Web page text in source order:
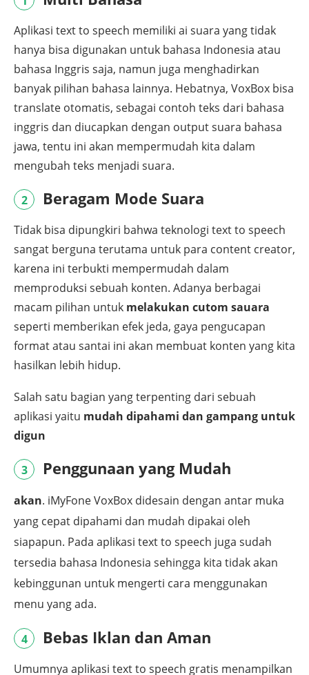
Aplikasi text to speech memiliki ai suara yang tidak
hanya bisa digunakan untuk bahasa Indonesia atau
bahasa Inggris saja, namun juga menghadirkan
banyak pilihan bahasa lainnya. Hebatnya, VoxBox bisa
translate otomatis, sebagai contoh teks dari bahasa
inggris dan diucapkan dengan output suara bahasa
jawa, tentu ini akan mempermudah kita dalam
mengubah teks menjadi suara.
2 Beragam Mode Suara
Tidak bisa dipungkiri bahwa teknologi text to speech
sangat berguna terutama untuk para content creator,
karena ini terbukti mempermudah dalam
memproduksi sebuah konten. Adanya berbagai
macam pilihan untuk melakukan cutom sauara
seperti memberikan efek jeda, gaya pengucapan
format atau santai ini akan membuat konten yang kita
hasilkan lebih hidup.
Salah satu bagian yang terpenting dari sebuah
aplikasi yaitu mudah dipahami dan gampang untuk
digun
3 Penggunaan yang Mudah
akan. iMyFone VoxBox didesain dengan antar muka
yang cepat dipahami dan mudah dipakai oleh
siapapun. Pada aplikasi text to speech juga sudah
tersedia bahasa Indonesia sehingga kita tidak akan
kebinggunan untuk mengerti cara menggunakan
menu yang ada.
4 Bebas Iklan dan Aman
Umumnya aplikasi text to speech gratis menampilkan